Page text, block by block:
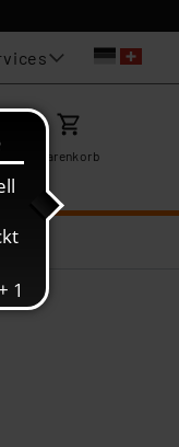
Warenkorb